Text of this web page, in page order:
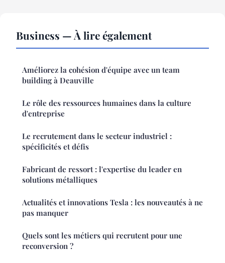
Business — À lire également
Améliorez la cohésion d'équipe avec un team
building à Deauville
Le rôle des ressources humaines dans la culture
d'entreprise
Le recrutement dans le secteur industriel :
spécificités et défis
Fabricant de ressort : l'expertise du leader en
solutions métalliques
Actualités et innovations Tesla : les nouveautés à ne
pas manquer
Quels sont les métiers qui recrutent pour une
reconversion ?